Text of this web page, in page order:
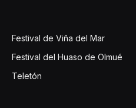
Festival de Viña del Mar
Festival del Huaso de Olmué
Teletón